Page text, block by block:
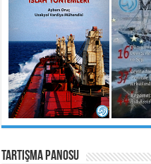
Tartışma Panosu